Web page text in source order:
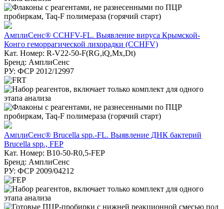
АмплиСенс® CCHFV-FL. Выявление вируса Крымской-
Конго геморрагической лихорадки (CCHFV)
Кат. Номер: R-V22-50-F(RG,iQ,Mx,Dt)
Бренд: АмплиСенс
РУ: ФСР 2012/12997
АмплиСенс® Brucella spp.-FL. Выявление ДНК бактерий
Brucella spp., FEP
Кат. Номер: B10-50-R0,5-FEP
Бренд: АмплиСенс
РУ: ФСР 2009/04212